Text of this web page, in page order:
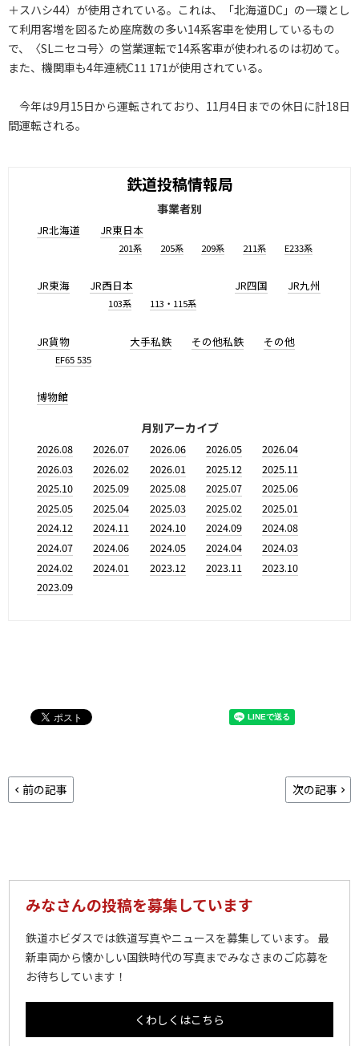
＋スハシ44）が使用されている。これは、「北海道DC」の一環とし
て利用客増を図るため座席数の多い14系客車を使用しているもの
で、〈SLニセコ号〉の営業運転で14系客車が使われるのは初めて。
また、機関車も4年連続C11 171が使用されている。
今年は9月15日から運転されており、11月4日までの休日に計18日
間運転される。
鉄道投稿情報局
事業者別
JR北海道 JR東日本
201系 205系 209系 211系 E233系
JR東海 JR西日本
103系 113・115系
JR四国 JR九州
JR貨物
EF65 535
大手私鉄 その他私鉄 その他
博物館
月別アーカイブ
2026.08 2026.07 2026.06 2026.05
2026.04
2026.03
2026.02 2026.01 2025.12
2025.11
2025.10
2025.09 2025.08 2025.07
2025.06
2025.05
2025.04 2025.03 2025.02
2025.01
2024.12
2024.11 2024.10 2024.09
2024.08
2024.07
2024.06 2024.05 2024.04
2024.03
2024.02
2024.01 2023.12 2023.11
2023.10
2023.09
前の記事 次の記事
みなさんの投稿を募集しています
鉄道ホビダスでは鉄道写真やニュースを募集しています。 最
新車両から懐かしい国鉄時代の写真までみなさまのご応募を
お待ちしています！
くわしくはこちら